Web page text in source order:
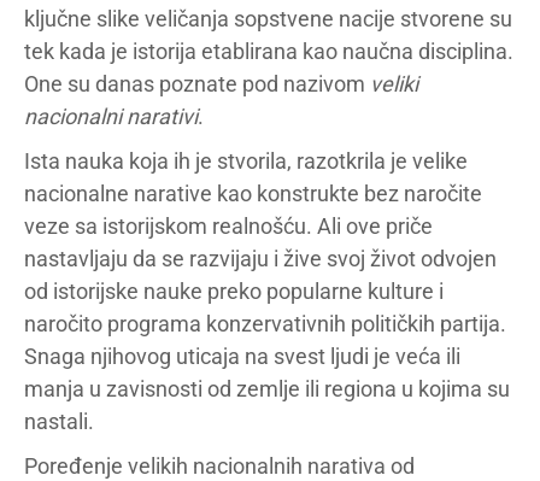
ključne slike veličanja sopstvene nacije stvorene su
tek kada je istorija etablirana kao naučna disciplina.
One su danas poznate pod nazivom veliki
nacionalni narativi.
Ista nauka koja ih je stvorila, razotkrila je velike
nacionalne narative kao konstrukte bez naročite
veze sa istorijskom realnošću. Ali ove priče
nastavljaju da se razvijaju i žive svoj život odvojen
od istorijske nauke preko popularne kulture i
naročito programa konzervativnih političkih partija.
Snaga njihovog uticaja na svest ljudi je veća ili
manja u zavisnosti od zemlje ili regiona u kojima su
nastali.
Poređenje velikih nacionalnih narativa od